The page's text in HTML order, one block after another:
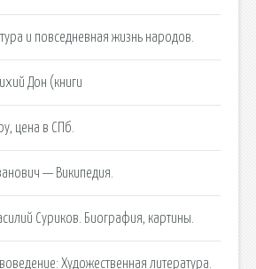
и повседневная жизнь народов.
Дон (книги
цена в СПб.
— Википедия.
Суриков. Биография, картины.
Художественная литература.